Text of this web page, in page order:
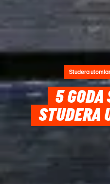
Studera
5 GODA
STUDERA